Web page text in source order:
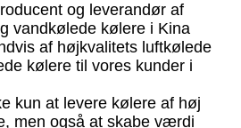
og leverandør af
vandkølede kølere i Kina
af højkvalitets luftkølede
kølere til vores kunder i
kun at levere kølere af høj
men også at skabe værdi